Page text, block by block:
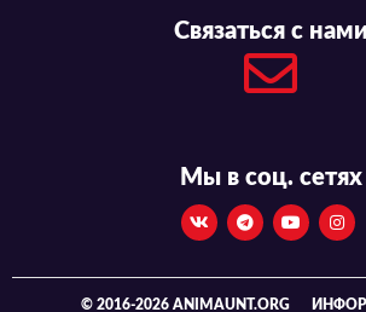
Связаться с нами
Мы в соц. сетях
© 2016-2026 ANIMAUNT.ORG